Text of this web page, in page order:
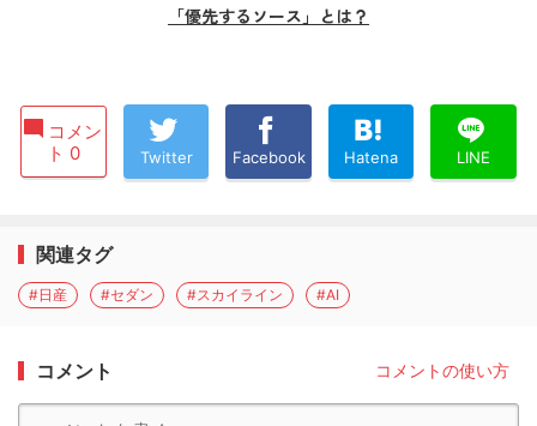
「優先するソース」とは？
コメン
ト 0
Twitter Facebook Hatena LINE
関連タグ
#日産 #セダン #スカイライン #AI
コメント コメントの使い方